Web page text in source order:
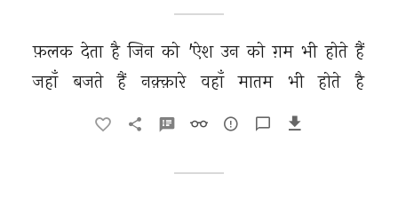
फ़लक देता है जिन को 'ऐश उन को ग़म भी होते हैं
जहाँ
बजते हैं नक़्क़ारे वहाँ मातम भी होते है